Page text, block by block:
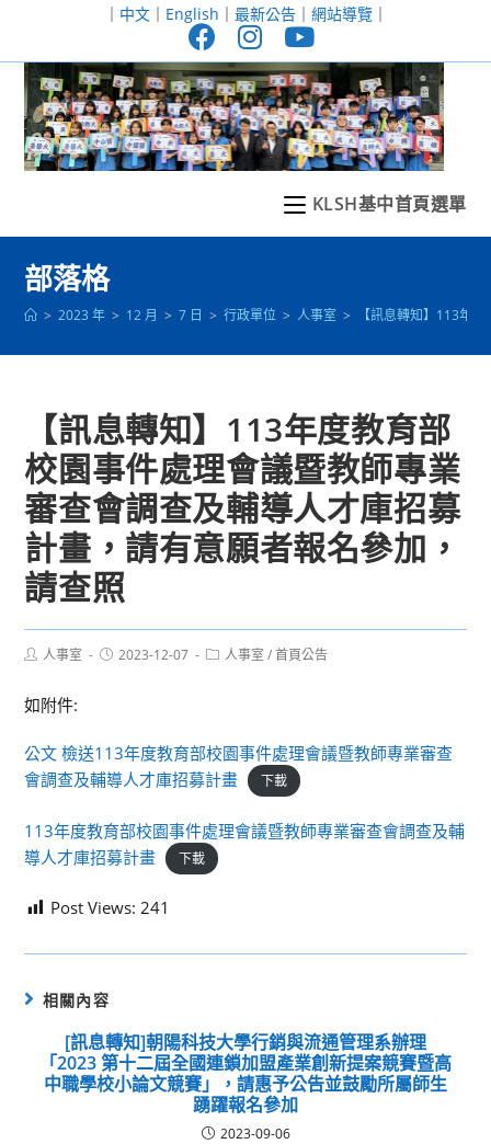
至
｜ 中文｜ English ｜ 最新公告｜ 網站導覽｜
KLSH基中首頁選單
部落格
> 2023 年 > 12 月 > 7 日 > 行政單位 > 人事室 > 【訊息轉知】113年
【訊息轉知】113年度教育部
校園事件處理會議暨教師專業
審查會調查及輔導人才庫招募
計畫，請有意願者報名參加，
請查照
Post人事室
Post2023-12-07
Post人事室 / 首頁公告
如附件:
公文 檢送113年度教育部校園事件處理會議暨教師專業審查
會調查及輔導人才庫招募計畫
下載
113年度教育部校園事件處理會議暨教師專業審查會調查及輔
導人才庫招募計畫
下載
Post Views: 241
相關內容
[訊息轉知]朝陽科技大學行銷與流通管理系辦理
「2023 第十二屆全國連鎖加盟產業創新提案競賽暨高
中職學校小論文競賽」，請惠予公告並鼓勵所屬師生
踴躍報名參加
2023-09-06